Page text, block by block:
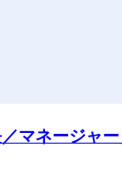
マネージャ